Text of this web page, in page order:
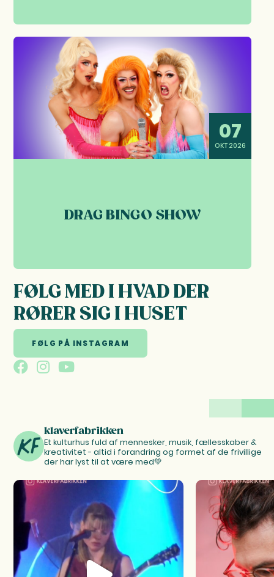
07
OKT 2026
DRAG BINGO SHOW
FØLG MED I HVAD DER
RØRER SIG I HUSET
FØLG PÅ INSTAGRAM
klaverfabrikken
Et kulturhus fuld af mennesker, musik, fællesskaber &
kreativitet - altid i forandring og formet af de frivillige
der har lyst til at være med💚